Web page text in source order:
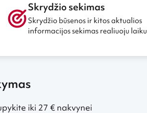
Skrydžio sekimas
Skrydžio būsenos ir kitos aktualios
informacijos sekimas realiuoju laiku
iki 27 € nakvynei